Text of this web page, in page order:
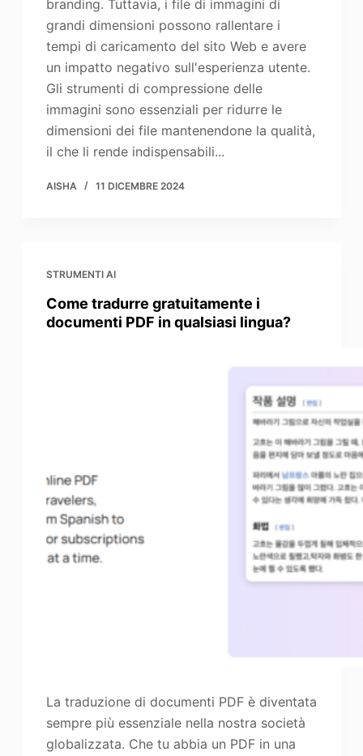
branding. Tuttavia, i file di immagini di
grandi dimensioni possono rallentare i
tempi di caricamento del sito Web e avere
un impatto negativo sull'esperienza utente.
Gli strumenti di compressione delle
immagini sono essenziali per ridurre le
dimensioni dei file mantenendone la qualità,
il che li rende indispensabili...
AISHA 11 DICEMBRE 2024
STRUMENTI AI
Come tradurre gratuitamente i
documenti PDF in qualsiasi lingua?
La traduzione di documenti PDF è diventata
sempre più essenziale nella nostra società
globalizzata. Che tu abbia un PDF in una